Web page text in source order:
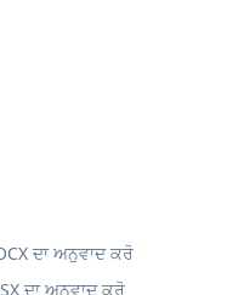
ਦਾ ਅਨੁਵਾਦ ਕਰੋ
ਦਾ ਅਨੁਵਾਦ ਕਰੋ